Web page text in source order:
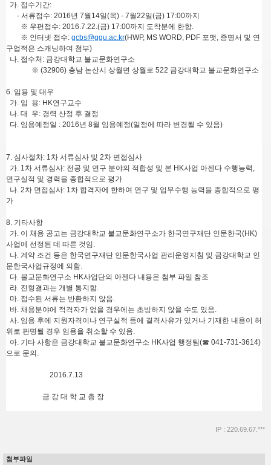
가. 접수기간:
- 서류접수: 2016년 7월14일(목) - 7월22일(금) 17:00까지
※ 우편접수: 2016.7.22.(금) 17:00까지 도착분에 한함.
※ 인터넷 접수: gcbs@ggu.ac.kr(HWP, MS WORD, PDF 포맷, 증명서 및 연
구업적은 스캐닝하여 첨부)
나. 접수처: 금강대학교 불교문화연구소
※ (32906) 충남 논산시 상월면 상월로 522 금강대학교 불교문화연구소
6. 임용 및 대우
가. 임 용: HK연구교수
나. 대 우: 경력 산정 후 결정
다. 임용예정일 : 2016년 8월 임용예정(일정에 따라 변경될 수 있음)
7. 심사절차: 1차 서류심사 및 2차 면접심사
가. 1차 서류심사: 전공 및 연구 분야의 적합성 및 본 HK사업 아젠다 수행능력,
연구실적 및 경력을 종합적으로 평가
나. 2차 면접심사: 1차 합격자에 한하여 연구 및 업무수행 능력을 종합적으로 평
가
8. 기타사항
가. 이 채용 공고는 금강대학교 불교문화연구소가 한국연구재단 인문한국(HK)
사업에 선정된 데 따른 것임.
나. 계약 조건 등은 한국연구재단 인문한국사업 관리운영지침 및 금강대학교 인
문한국사업규정에 의함.
다. 불교문화연구소 HK사업단의 아젠다 내용은 첨부 파일 참조
라. 전형결과는 개별 통지함.
마. 접수된 서류는 반환하지 않음.
바. 채용분야에 적격자가 없을 경우에는 초빙하지 않을 수도 있음.
사. 임용 후에 지원자격이나 연구실적 등에 결격사유가 있거나 기재한 내용이 허
위로 판명될 경우 임용을 취소할 수 있음.
아. 기타 사항은 금강대학교 불교문화연구소 HK사업 행정팀(☎ 041-731-3614)
으로 문의.
2016.7.13
금 강 대 학 교 총 장
IP : 220.69.67.***
첨부파일